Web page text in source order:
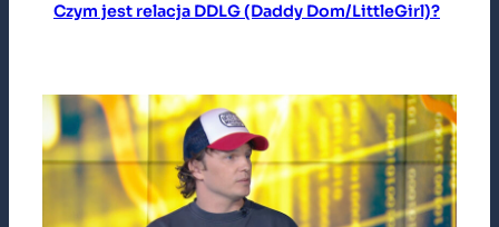
Czym jest relacja DDLG (Daddy Dom/LittleGirl)?